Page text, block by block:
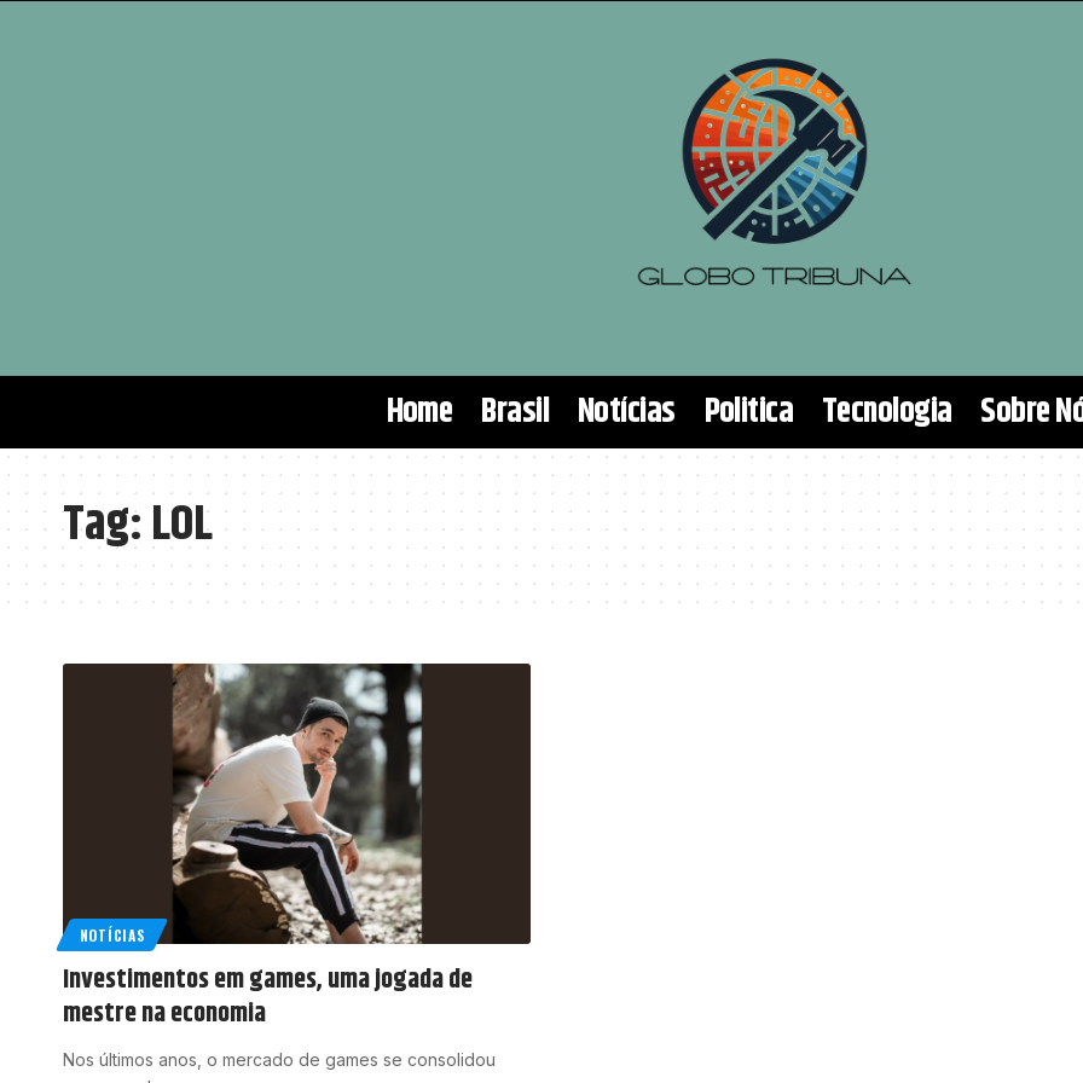
Home Brasil Notícias Politica Tecnologia Sobre
Tag:LOL
NOTÍCIAS
Investimentos em games, uma jogada de
mestre na economia
Nos últimos anos, o mercado de games se consolidou